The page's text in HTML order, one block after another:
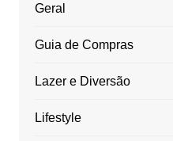
Geral
Guia de Compras
Lazer e Diversão
Lifestyle